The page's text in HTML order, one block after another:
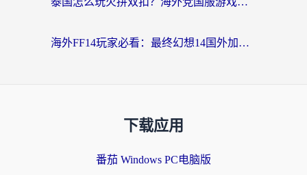
海外FF14玩家必看：最终幻想14国外加速器下载安装全攻略+卡顿解决秘籍
下载应用
番茄 Windows PC电脑版